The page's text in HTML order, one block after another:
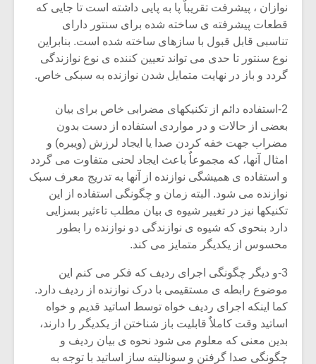
نوازان ، پیشرفت تقریباٌ پا به پایی داشته است تا جایی که
قطعات پیشرفته ی ساخته شده برای سنتور دارای
تناسبی قابل قبول با سازهای ساخته شده است. بنابراین
نوع سنتور تا حدی می تواند تعیین کننده ی نوع نوازندگی
گردد و باز در نهایت متمایل شدن نوازنده به سبکی خاص.
2-استفاده دائم از تکنیکهای مضرابی خاص برای بیان
بعضی از حالات و در مواردی استفاده از دست بدون
مضراب جهت خفه کردن صدا یا ایجاد لرزش (ویبره) و
امثال آنها، که مجموعاٌ باعث ایجاد لحنی متفاوت می گردد
و استفاده ی همیشگی نوازنده از آنها به تدریج معرف سبک
نوازنده می شود. البته زمان و چگونگی استفاده از این
تکنیکها نیز در تغییر شیوه ی بیان مطلب تاءثیر بسزایی
دارد بنحوی که شیوه ی نوازندگی دو نوازنده را بطور
محسوس از یکدیگر متمایز می کند.
3-و دیگر چگونگی اجرای ردیف که فکر می کنم این
موضوع رابطه ی مستقیمی با درک نوازنده از ردیف دارد.
کما اینکه اجرای ردیف خواه توسط اساتید قدیم و خواه
اساتید وقت کاملاٌ قابلیت باز شناختن از یکدیگر را دارند،
بدین معنی که معلوم می شود نحوه ی بیان ردیف و
چگونگی صدا گرفتن و سونالیته ساز اساتید با توجه به
میکلوش روژا
یادداشتی بر موسیقی
شیش و نیم»
اگر نمی توانی
مشهورترین باشی،
بدنام ترین باش
موریس ژار
برگزار
موسیقی